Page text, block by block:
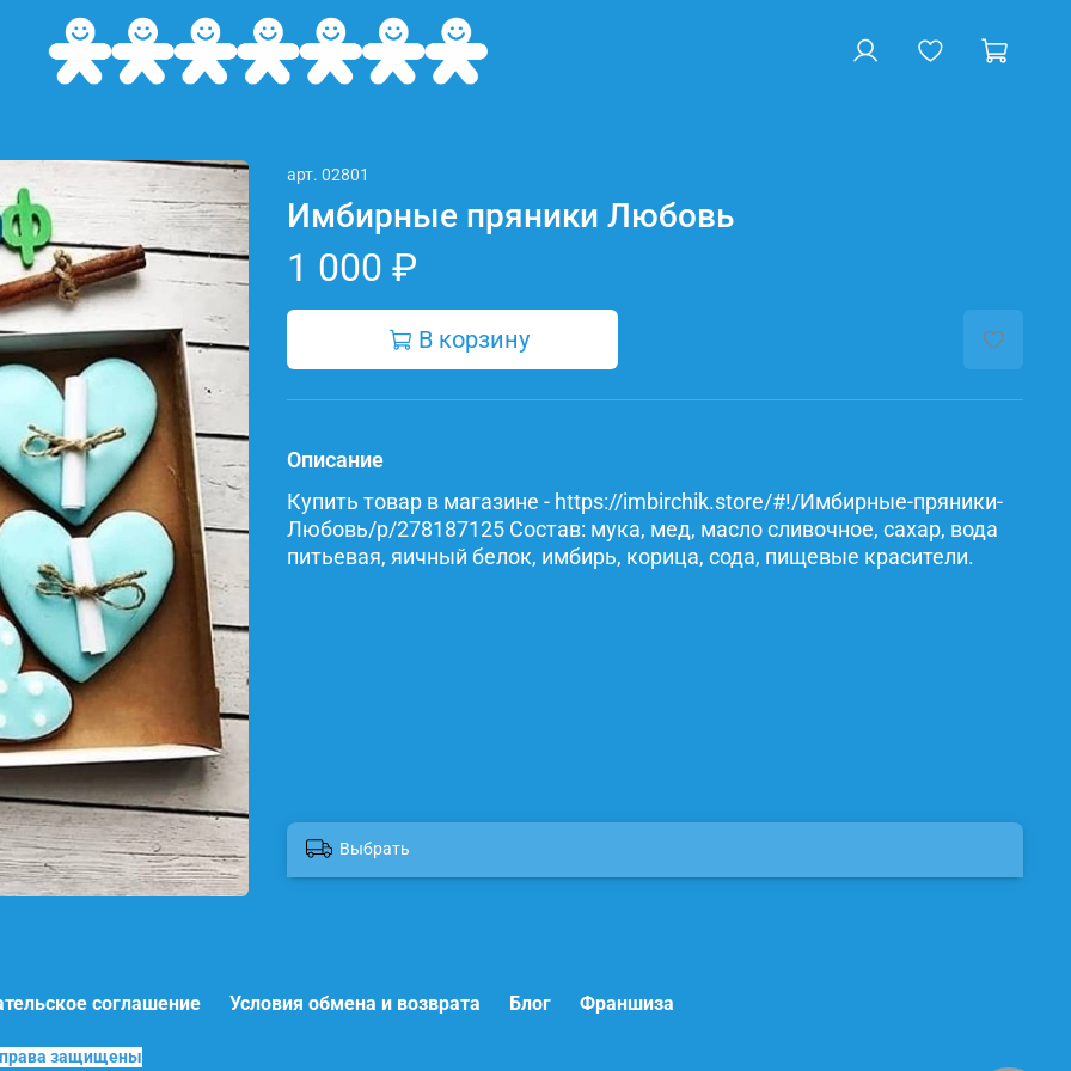
арт. 02801
Имбирные пряники Любовь
1 000 ₽
В корзину
Описание
Купить товар в магазине - https://imbirchik.store/#!/Имбирные-пряники-
Любовь/p/278187125 Состав: мука, мед, масло сливочное, сахар, вода
питьевая, яичный белок, имбирь, корица, сода, пищевые красители.
Выбрать
соглашение Условия обмена и возврата Блог Франшиза
права защищены